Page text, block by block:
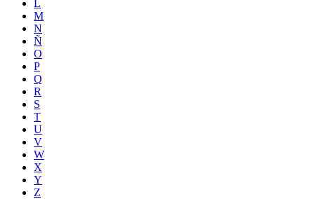
L
M
N
Ñ
O
P
Q
R
S
T
U
V
W
X
Y
Z